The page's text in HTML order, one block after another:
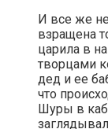
И все же
взращена
царила в
творцами
дед и ее
что
Шуры в